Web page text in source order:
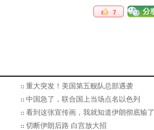
7
重大突发！美国第五舰队总部遇袭
中国急了，联合国上当场点名以色列
看到这张宣传画，我就知道伊朗彻底输了
切断伊朗后路 白宫放大招